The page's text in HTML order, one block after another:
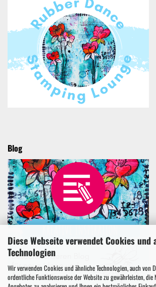
Diese Webseite verwendet Cookies und
Technologien
Wir verwenden Cookies und ähnliche Technologien, auch von
ordentliche Funktionsweise der Website zu gewährleisten, die
Blog